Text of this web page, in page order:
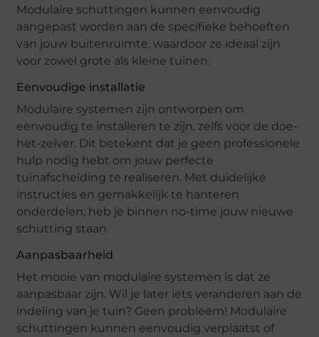
Modulaire schuttingen kunnen eenvoudig
aangepast worden aan de specifieke behoeften
van jouw buitenruimte, waardoor ze ideaal zijn
voor zowel grote als kleine tuinen.
Eenvoudige installatie
Modulaire systemen zijn ontworpen om
eenvoudig te installeren te zijn, zelfs voor de doe-
het-zelver. Dit betekent dat je geen professionele
hulp nodig hebt om jouw perfecte
tuinafscheiding te realiseren. Met duidelijke
instructies en gemakkelijk te hanteren
onderdelen, heb je binnen no-time jouw nieuwe
schutting staan.
Aanpasbaarheid
Het mooie van modulaire systemen is dat ze
aanpasbaar zijn. Wil je later iets veranderen aan de
indeling van je tuin? Geen probleem! Modulaire
schuttingen kunnen eenvoudig verplaatst of